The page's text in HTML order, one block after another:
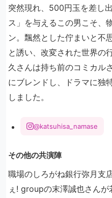
突然現れ、500円玉を差し
ス」を与えるこの男こそ、
ン。飄然とした佇まいと不
と誘い、改変された世界の
久さんは持ち前のコミカル
にブレンドし、ドラマに独
しました。
@katsuhisa_namase
その他の共演陣
職場のしろがね銀行弥月支
ぇ! groupの末澤誠也さん